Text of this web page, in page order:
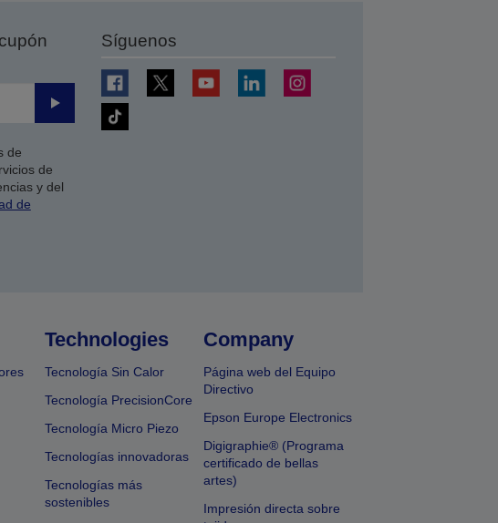
Enviar
de
de
y del
de
Síguenos
Technologies
Tecnología Sin Calor
Tecnología PrecisionCore
Tecnología Micro Piezo
Tecnologías innovadoras
Tecnologías más
sostenibles
Company
Página web del Equipo
Directivo
Epson Europe Electronics
Digigraphie® (Programa
certificado de bellas
artes)
Impresión directa sobre